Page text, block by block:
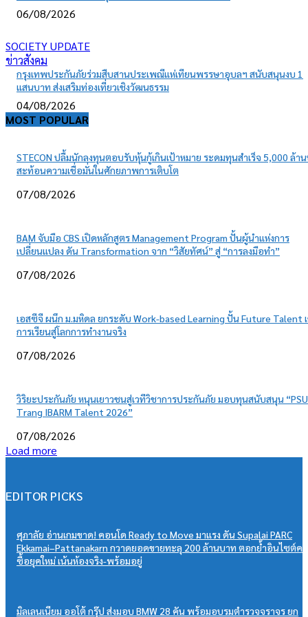
06/08/2026
SOCIETY UPDATE
ข่าวสังคม
กรุงเทพประกันภัยร่วมสืบสานประเพณีแห่เทียนพรรษาอุบลฯ สนับสนุนงบ 1
แสนบาท ส่งเสริมท่องเที่ยวเชิงวัฒนธรรม
04/08/2026
MOST POPULAR
STECON ปลื้มนักลงทุนตอบรับหุ้นกู้เกินเป้าหมาย ระดมทุนสำเร็จ 5,000 ล้า
สะท้อนความเชื่อมั่นในศักยภาพการเติบโต
07/08/2026
BAM จับมือ CBS เปิดหลักสูตร Management Program ปั้นผู้นำแห่งการ
เปลี่ยนแปลง ดัน Transformation จาก “วิสัยทัศน์” สู่ “การลงมือทำ”
07/08/2026
เอสซีจี ผนึก ม.มหิดล ยกระดับ Work-based Learning ปั้น Future Talent
การเรียนสู่โลกการทำงานจริง
07/08/2026
วิริยะประกันภัย หนุนเยาวชนสู่เวทีวิชาการประกันภัย มอบทุนสนับสนุน “PSU
Trang IBARM Talent 2026”
07/08/2026
Load more
EDITOR PICKS
ศุภาลัย อ่านเกมขาด! คอนโด Ready to Move มาแรง ดัน Supalai PARC
Ekkamai–Pattanakarn กวาดยอดขายทะลุ 200 ล้านบาท ตอกย้ำอินไซต์คน
ซื้อยุคใหม่ เน้นห้องจริง-พร้อมอยู่
มิลเลนเนียม ออโต้ กรุ๊ป ส่งมอบ BMW 28 คัน พร้อมอบรมตำรวจจราจร ยก